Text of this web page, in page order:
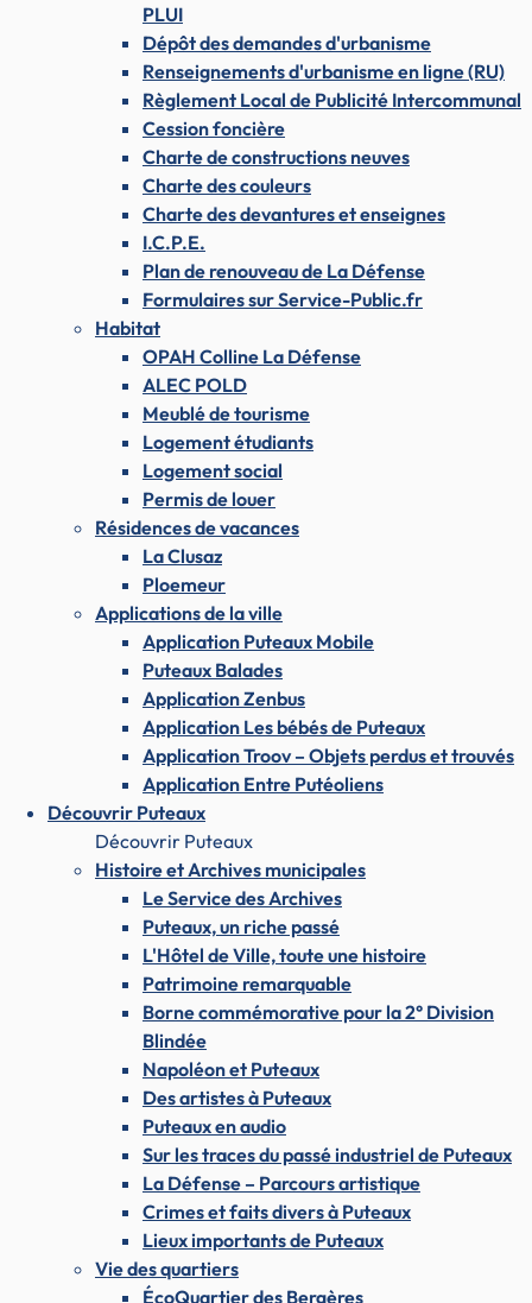
PLUI
Dépôt des demandes d'urbanisme
Renseignements d'urbanisme en ligne (RU)
Règlement Local de Publicité Intercommunal
Cession foncière
Charte de constructions neuves
Charte des couleurs
Charte des devantures et enseignes
I.C.P.E.
Plan de renouveau de La Défense
Formulaires sur Service-Public.fr
Habitat
OPAH Colline La Défense
ALEC POLD
Meublé de tourisme
Logement étudiants
Logement social
Permis de louer
Résidences de vacances
La Clusaz
Ploemeur
Applications de la ville
Application Puteaux Mobile
Puteaux Balades
Application Zenbus
Application Les bébés de Puteaux
Application Troov – Objets perdus et trouvés
Application Entre Putéoliens
Découvrir Puteaux
Découvrir Puteaux
Histoire et Archives municipales
Le Service des Archives
Puteaux, un riche passé
L'Hôtel de Ville, toute une histoire
Patrimoine remarquable
Borne commémorative pour la 2° Division
Blindée
Napoléon et Puteaux
Des artistes à Puteaux
Puteaux en audio
Sur les traces du passé industriel de Puteaux
La Défense – Parcours artistique
Crimes et faits divers à Puteaux
Lieux importants de Puteaux
Vie des quartiers
ÉcoQuartier des Bergères